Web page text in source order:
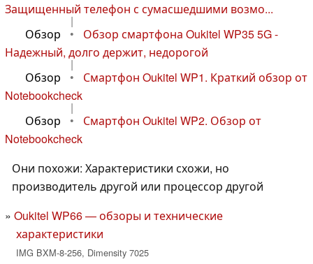
Защищенный телефон с сумасшедшими возмо...
|
Обзор
•
Обзор смартфона Oukitel WP35 5G -
Надежный, долго держит, недорогой
|
Обзор
•
Смартфон Oukitel WP1. Краткий обзор от
Notebookcheck
|
Обзор
•
Смартфон Oukitel WP2. Обзор от
Notebookcheck
Они похожи: Характеристики схожи, но
производитель другой или процессор другой
Oukitel WP66 — обзоры и технические
характеристики
IMG BXM-8-256, Dimensity 7025